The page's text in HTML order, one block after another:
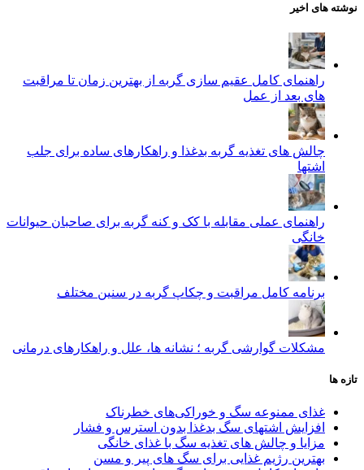
نوشته های اخیر
راهنمای کامل عقیم سازی گربه از بهترین زمان تا مراقبت‌
های بعد از عمل
چالش‌ های تغذیه گربه بدغذا و راهکارهای ساده برای جلب
اشتها
راهنمای عملی مقابله با کک و کنه گربه برای صاحبان حیوانات
خانگی
برنامه کامل مراقبت و چکاپ گربه در سنین مختلف
مشکلات گوارشی گربه ؛ نشانه‌ ها، علل و راهکارهای درمانی
تازه ها
غذای ممنوعه سگ و خوراکی‌های خطرناک
افزایش اشتهای سگ بدغذا بدون استرس و فشار
مزایا و چالش‌ های تغذیه سگ با غذای خانگی
بهترین رژیم غذایی برای سگ‌ های پیر و مسن